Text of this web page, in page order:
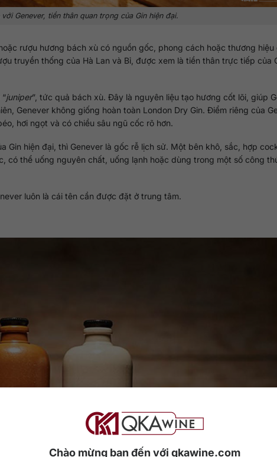
Chào mừng bạn đến với qkawine.com
Genever, tiền thân quan trọng của Gin hiện đại.
rượu hương bách xù có nguồn gốc, phong cách hoặc thương hiệu
truyền thống của Hà Lan và Bỉ, được xem là tiền thân trực tiếp của
juniper”, tức quả bách xù. Đây là nguyên liệu tạo hương cốt lõi, giúp
Genever không giống hoàn toàn London Dry Gin. Điểm riêng của
hơi ngọt và có chiều sâu ngũ cốc rõ hơn.
Gin hiện đại, thì Genever là gốc rễ lịch sử. Một bên khô, sắc, hợp
có thể uống nguyên chất, uống lạnh hoặc dùng trong một số công
luôn là cái tên cần được đặt ở trung tâm.